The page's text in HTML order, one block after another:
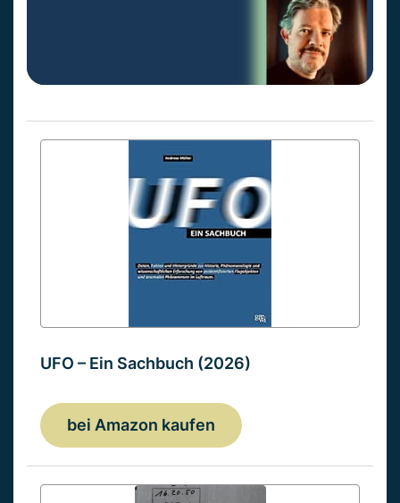
UFO – Ein Sachbuch (2026)
bei Amazon kaufen